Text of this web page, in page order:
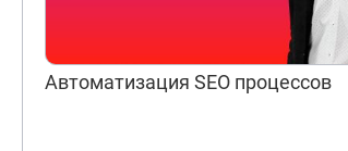
Автоматизация SEO процессов